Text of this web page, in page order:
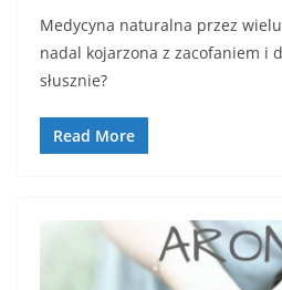
Medycyna naturalna przez
nadal kojarzona z zacofaniem i
słusznie?
Read More